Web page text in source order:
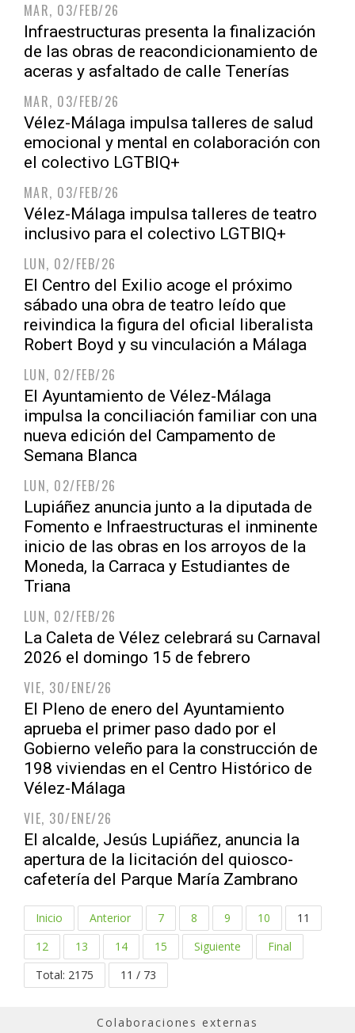
MAR, 03/FEB/26
Infraestructuras presenta la finalización
de las obras de reacondicionamiento de
aceras y asfaltado de calle Tenerías
MAR, 03/FEB/26
Vélez-Málaga impulsa talleres de salud
emocional y mental en colaboración con
el colectivo LGTBIQ+
MAR, 03/FEB/26
Vélez-Málaga impulsa talleres de teatro
inclusivo para el colectivo LGTBIQ+
LUN, 02/FEB/26
El Centro del Exilio acoge el próximo
sábado una obra de teatro leído que
reivindica la figura del oficial liberalista
Robert Boyd y su vinculación a Málaga
LUN, 02/FEB/26
El Ayuntamiento de Vélez-Málaga
impulsa la conciliación familiar con una
nueva edición del Campamento de
Semana Blanca
LUN, 02/FEB/26
Lupiáñez anuncia junto a la diputada de
Fomento e Infraestructuras el inminente
inicio de las obras en los arroyos de la
Moneda, la Carraca y Estudiantes de
Triana
LUN, 02/FEB/26
La Caleta de Vélez celebrará su Carnaval
2026 el domingo 15 de febrero
VIE, 30/ENE/26
El Pleno de enero del Ayuntamiento
aprueba el primer paso dado por el
Gobierno veleño para la construcción de
198 viviendas en el Centro Histórico de
Vélez-Málaga
VIE, 30/ENE/26
El alcalde, Jesús Lupiáñez, anuncia la
apertura de la licitación del quiosco-
cafetería del Parque María Zambrano
Inicio Anterior 7 8 9 10
11
12
13 14 15 Siguiente
Final
Total: 2175
11 / 73
Colaboraciones externas